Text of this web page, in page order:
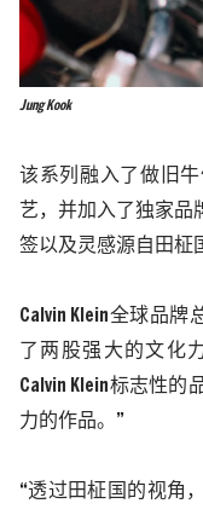
Jung Kook
该系列融入了做旧
艺，并加入了独家品
签以及灵感源自田柾
Calvin Klein全球品牌
了两股强大的文化
Calvin Klein标志性的
力的作品。”
“透过田柾国的视角